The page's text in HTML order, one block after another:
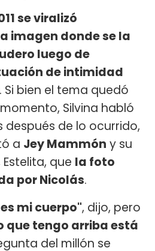
se viralizó
imagen donde se la
luego de
de intimidad
. Si bien el tema quedó
Silvina habló
después de lo ocurrido,
a Jey Mammón y su
que la foto
por Nicolás.
mi cuerpo", dijo, pero
que tengo arriba está
del millón se